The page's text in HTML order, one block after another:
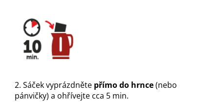
2. Sáček vyprázdněte přímo do hrnce(nebo
pánvičky) a ohřívejte cca 5 min.